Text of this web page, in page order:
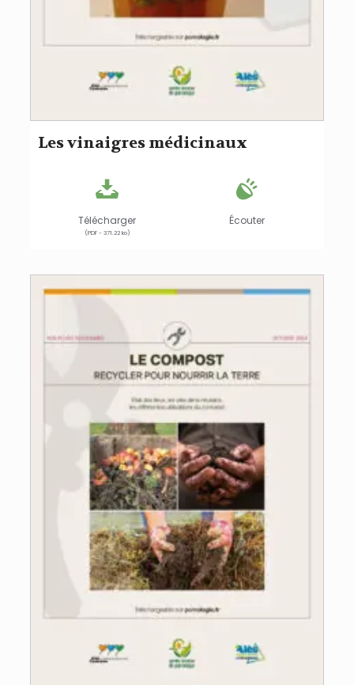
Les vinaigres médicinaux
Télécharger
(PDF - 371.22 ko)
Écouter